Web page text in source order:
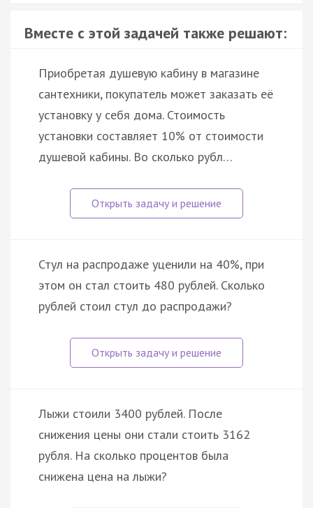
Вместе с этой задачей также решают:
Приобретая душевую кабину в магазине
сантехники, покупатель может заказать её
установку у себя дома. Стоимость
установки составляет 10% от стоимости
душевой кабины. Во сколько рубл…
Стул на распродаже уценили на 40%, при
этом он стал стоить 480 рублей. Сколько
рублей стоил стул до распродажи?
Лыжи стоили 3400 рублей. После
снижения цены они стали стоить 3162
рубля. На сколько процентов была
снижена цена на лыжи?